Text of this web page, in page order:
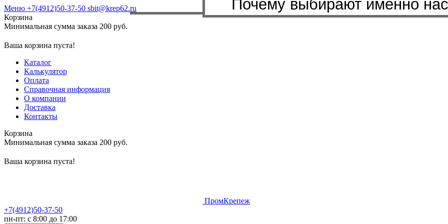
Меню +7(4912)50-37-50 sbit@krep62.ru
Корзина
Минимальная сумма заказа 200 руб.
Ваша корзина пуста!
Каталог
Калькулятор
Оплата
Справочная информация
О компании
Доставка
Контакты
Корзина
Минимальная сумма заказа 200 руб.
Ваша корзина пуста!
ПромКрепеж
+7(4912)50-37-50
пн-пт: с 8:00 до 17:00
Почему выбирают именно